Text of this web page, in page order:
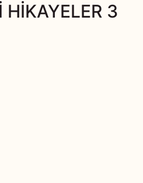
HİKAYELER 3